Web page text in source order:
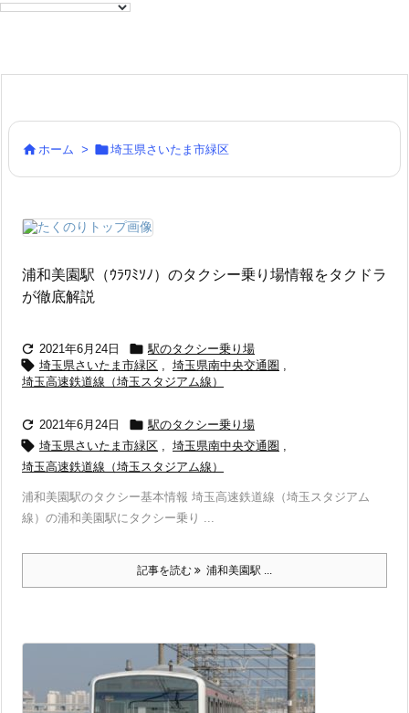
 ホーム > 埼玉県さいたま市緑区
浦和美園駅（ｳﾗﾜﾐｿﾉ）のタクシー乗り場情報をタクドラ
が徹底解説
 2021年6月24日  駅のタクシー乗り場
 埼玉県さいたま市緑区 , 埼玉県南中央交通圏 ,
埼玉高速鉄道線（埼玉スタジアム線）
 2021年6月24日  駅のタクシー乗り場
 埼玉県さいたま市緑区 , 埼玉県南中央交通圏 ,
埼玉高速鉄道線（埼玉スタジアム線）
浦和美園駅のタクシー基本情報 埼玉高速鉄道線（埼玉スタジアム
線）の浦和美園駅にタクシー乗り ...
記事を読む 浦和美園駅 ...